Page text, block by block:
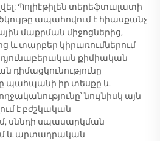
Պոլիէթիլեն տերեֆտալատի
ապահովում է հիասքանչ
մաքրման միջոցներից,
և տարբեր կիրառումներում
քիմիական
դիմացկունությունը
պահպանի իր տեսքը և
նույնիսկ այն
է բժշկական
սննդի սպասարկման
և արտադրական